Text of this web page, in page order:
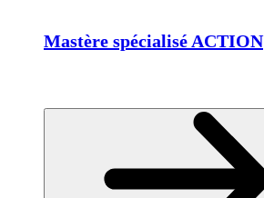
Mastère spécialisé ACTION